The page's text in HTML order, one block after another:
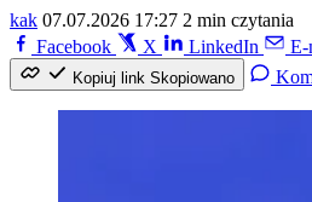
kak 07.07.2026 17:27 2 min czytania
Facebook
X LinkedIn E-
Kopiuj link Skopiowano